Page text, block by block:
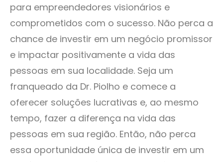
para empreendedores visionários e
comprometidos com o sucesso. Não perca a
chance de investir em um negócio promissor
e impactar positivamente a vida das
pessoas em sua localidade. Seja um
franqueado da Dr. Piolho e comece a
oferecer soluções lucrativas e, ao mesmo
tempo, fazer a diferença na vida das
pessoas em sua região. Então, não perca
essa oportunidade única de investir em um